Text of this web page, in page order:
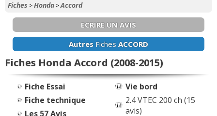
Fiches >Honda >Accord
ECRIRE UN AVIS
Autres Fiches ACCORD
Fiches Honda Accord (2008-2015)
Fiche Essai
Fiche technique
Les 57 Avis
Vie bord
2.4 VTEC 200 ch (15
avis)